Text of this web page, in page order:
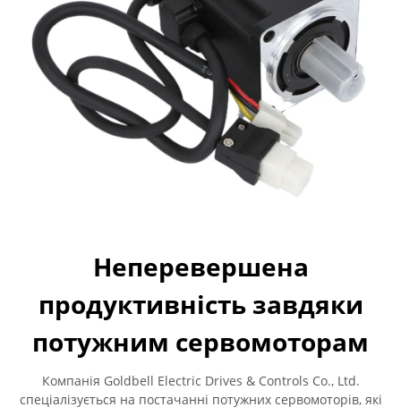
Неперевершена
продуктивність завдяки
потужним сервомоторам
Компанія Goldbell Electric Drives & Controls Co., Ltd.
спеціалізується на постачанні потужних сервомоторів, які